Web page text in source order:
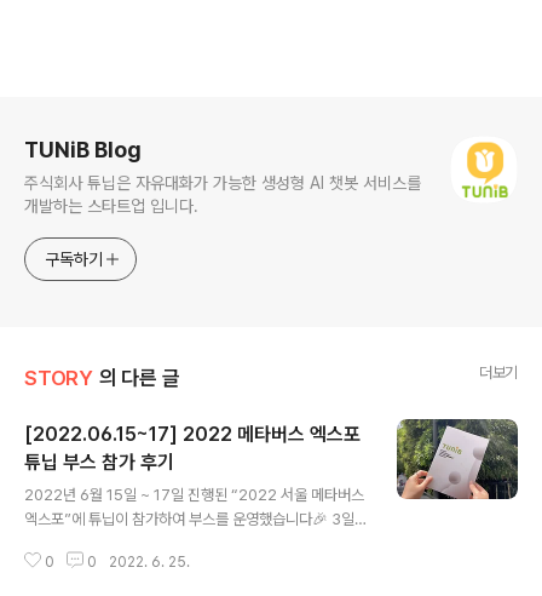
TUNiB Blog
주식회사 튜닙은 자유대화가 가능한 생성형 AI 챗봇 서비스를
개발하는 스타트업 입니다.
구독하기
STORY 의 다른 글 더보기
[2022.06.15~17] 2022 메타버스 엑스포
튜닙 부스 참가 후기
2022년 6월 15일 ~ 17일 진행된 “2022 서울 메타버스
엑스포”에 튜닙이 참가하여 부스를 운영했습니다🎉 3일간
데요 현재 베타서비스를 모집 & 진행 중인 AI 강아지 챗봇
0 0 2022. 6. 25.